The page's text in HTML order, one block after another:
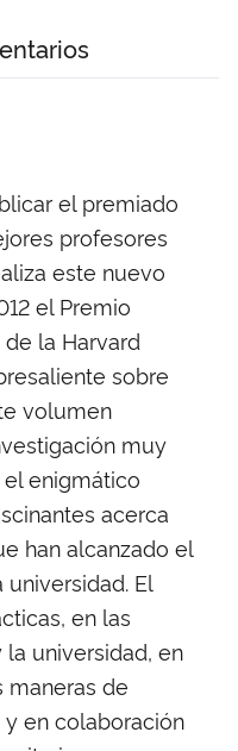
el premiado
profesores
este nuevo
el Premio
la Harvard
sobre
volumen
muy
enigmático
acerca
han alcanzado el
El
en las
universidad, en
maneras de
en colaboración